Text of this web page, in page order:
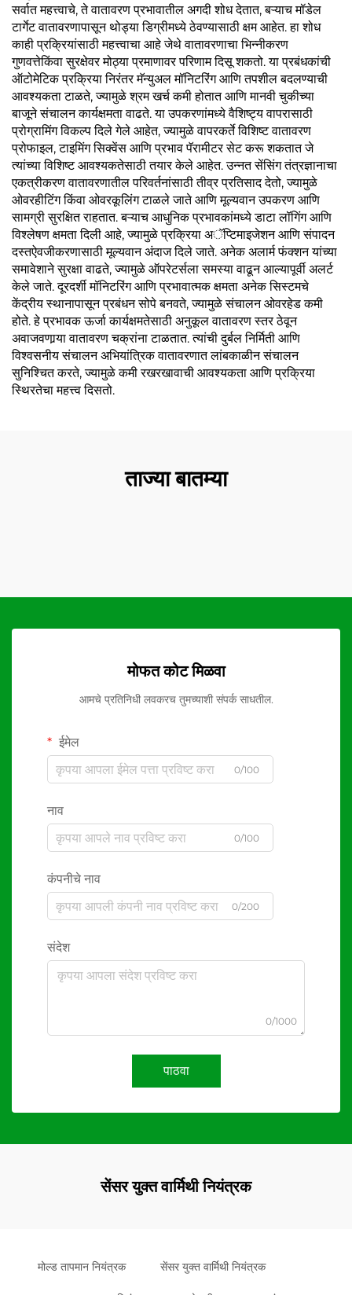
सर्वात महत्त्वाचे, ते वातावरण प्रभावातील अगदी शोध देतात, बऱ्याच मॉडेल
टार्गेट वातावरणापासून थोड्या डिग्रीमध्ये ठेवण्यासाठी क्षम आहेत. हा शोध
काही प्रक्रियांसाठी महत्त्वाचा आहे जेथे वातावरणाचा भिन्नीकरण
गुणवत्तेकिंवा सुरक्षेवर मोठ्या प्रमाणावर परिणाम दिसू शकतो. या प्रबंधकांची
ऑटोमेटिक प्रक्रिया निरंतर मॅन्युअल मॉनिटरिंग आणि तपशील बदलण्याची
आवश्यकता टाळते, ज्यामुळे श्रम खर्च कमी होतात आणि मानवी चुकीच्या
बाजूने संचालन कार्यक्षमता वाढते. या उपकरणांमध्ये वैशिष्ट्य वापरासाठी
प्रोग्रामिंग विकल्प दिले गेले आहेत, ज्यामुळे वापरकर्ते विशिष्ट वातावरण
प्रोफाइल, टाइमिंग सिक्वेंस आणि प्रभाव पॅरामीटर सेट करू शकतात जे
त्यांच्या विशिष्ट आवश्यकतेसाठी तयार केले आहेत. उन्नत सेंसिंग तंत्रज्ञानाचा
एकत्रीकरण वातावरणातील परिवर्तनांसाठी तीव्र प्रतिसाद देतो, ज्यामुळे
ओवरहीटिंग किंवा ओवरकूलिंग टाळले जाते आणि मूल्यवान उपकरण आणि
सामग्री सुरक्षित राहतात. बऱ्याच आधुनिक प्रभावकांमध्ये डाटा लॉगिंग आणि
विश्लेषण क्षमता दिली आहे, ज्यामुळे प्रक्रिया अॅप्टिमाइजेशन आणि संपादन
दस्तऐवजीकरणासाठी मूल्यवान अंदाज दिले जाते. अनेक अलार्म फंक्शन यांच्या
समावेशाने सुरक्षा वाढते, ज्यामुळे ऑपरेटर्सला समस्या वाढून आल्यापूर्वी अलर्ट
केले जाते. दूरदर्शी मॉनिटरिंग आणि प्रभावात्मक क्षमता अनेक सिस्टमचे
केंद्रीय स्थानापासून प्रबंधन सोपे बनवते, ज्यामुळे संचालन ओवरहेड कमी
होते. हे प्रभावक ऊर्जा कार्यक्षमतेसाठी अनुकूल वातावरण स्तर ठेवून
अवाजवणार्‍या वातावरण चक्रांना टाळतात. त्यांची दुर्बल निर्मिती आणि
विश्वसनीय संचालन अभियांत्रिक वातावरणात लांबकाळीन संचालन
सुनिश्चित करते, ज्यामुळे कमी रखरखावाची आवश्यकता आणि प्रक्रिया
स्थिरतेचा महत्त्व दिसतो.
ताज्या बातम्या
मोफत कोट मिळवा
आमचे प्रतिनिधी लवकरच तुमच्याशी संपर्क साधतील.
ईमेल
0/100
नाव
0/100
कंपनीचे नाव
0/200
संदेश
0/1000
पाठवा
सेंसर युक्त वार्मिथी नियंत्रक
मोल्ड तापमान नियंत्रक सेंसर युक्त वार्मिथी नियंत्रक